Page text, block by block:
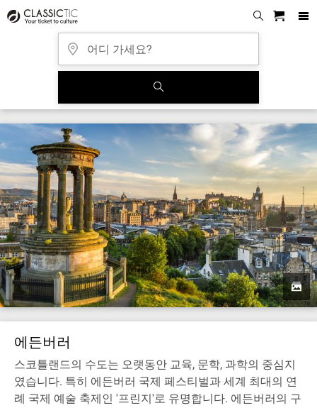
에든버러
스코틀랜드의 수도는 오랫동안 교육, 문학, 과학의 중심지
였습니다. 특히 에든버러 국제 페스티벌과 세계 최대의 연
례 국제 예술 축제인 '프린지'로 유명합니다. 에든버러의 구